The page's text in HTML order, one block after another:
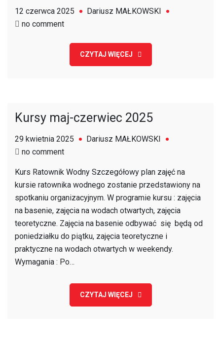
12 czerwca 2025
Dariusz MAŁKOWSKI
no commenton
CZYTAJ WIĘCEJ
Kursy maj-czerwiec 2025
29 kwietnia 2025
Dariusz MAŁKOWSKI
no commenton
maj-
czerwiec
2025
Kurs Ratownik Wodny Szczegółowy plan zajęć na
kursie ratownika wodnego zostanie przedstawiony na
spotkaniu organizacyjnym. W programie kursu : zajęcia
na basenie, zajęcia na wodach otwartych, zajęcia
teoretyczne. Zajęcia na basenie odbywać się będą od
poniedziałku do piątku, zajęcia teoretyczne i
praktyczne na wodach otwartych w weekendy.
Wymagania : Po…
CZYTAJ WIĘCEJ